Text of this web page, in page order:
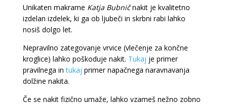
Unikaten makrame Katja Bubničnakit je kvalitetno
izdelan izdelek, ki ga ob ljubeči in skrbni rabi lahko
nosiš dolgo let.
Nepravilno zategovanje vrvice (vlečenje za končne
kroglice) lahko poškoduje nakit. Tukaj je primer
pravilnega intukaj primer napačnega naravnavanja
dolžine nakita.
Če se nakit fizično umaže, lahko vzameš nežno zobno